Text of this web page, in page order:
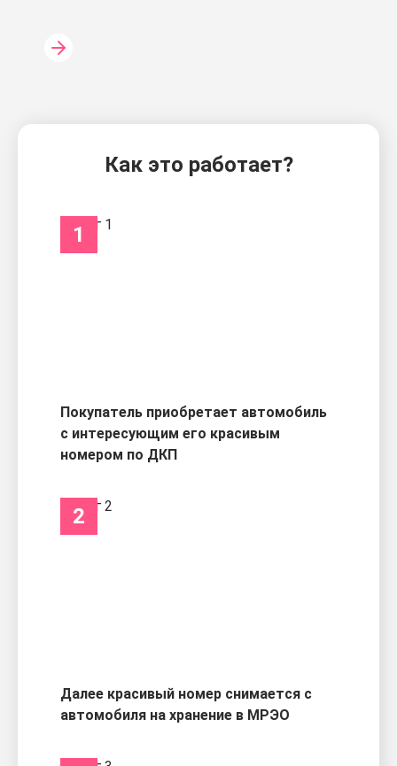
Как это работает?
1
Покупатель приобретает автомобиль
с интересующим его красивым
номером по ДКП
2
Далее красивый номер снимается с
автомобиля на хранение в МРЭО